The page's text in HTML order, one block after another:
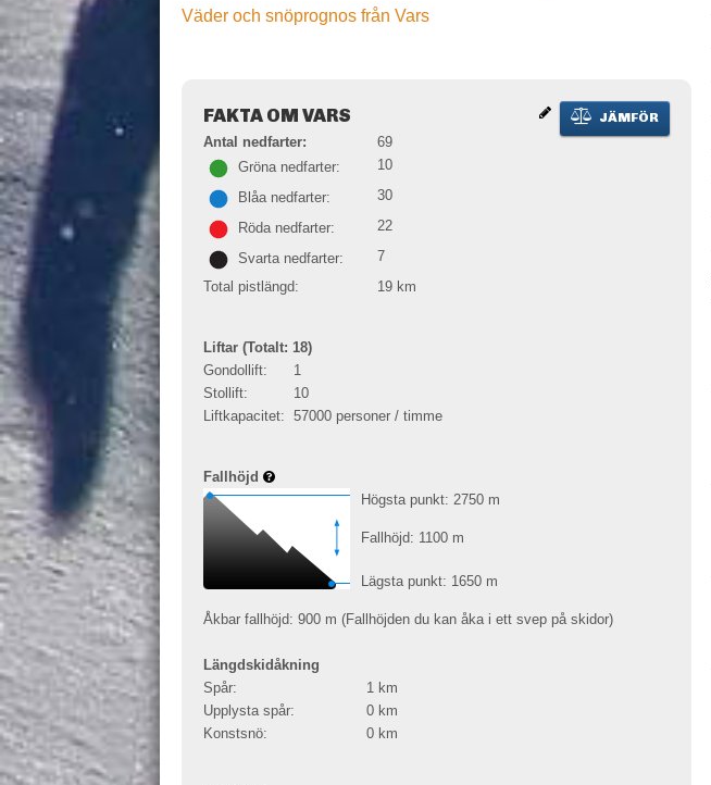
Väder och snöprognos från Vars
JÄMFÖR
FAKTA OM VARS
Antal nedfarter:
69
Gröna nedfarter:
10
Blåa nedfarter: 30
Röda nedfarter: 22
Svarta nedfarter:
7
Total pistlängd:
19 km
Liftar (Totalt: 18)
Gondollift:
1
Stollift:
10
Liftkapacitet: 57000 personer / timme
Fallhöjd
Högsta punkt: 2750 m
Fallhöjd: 1100 m
Lägsta punkt: 1650 m
Åkbar fallhöjd: 900 m (Fallhöjden du kan åka i ett svep på skidor)
Längdskidåkning
Spår:
1 km
Upplysta spår:
0 km
Konstsnö:
0 km